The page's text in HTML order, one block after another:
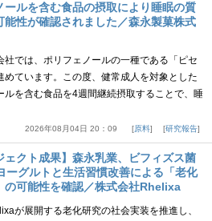
ールを含む食品の摂取により睡眠の質
能性が確認されました／森永製菓株式
社では、ポリフェノールの一種である「ピセ
ています。この度、健常成人を対象とした
ルを含む食品を4週間継続摂取することで、睡
2026年08月04日 20：09 原料 研究報告
ェクト成果】森永乳業、ビフィズス菌
ーグルトと生活習慣改善による「老化
の可能性を確認／株式会社Rhelixa
が展開する老化研究の社会実装を推進し、